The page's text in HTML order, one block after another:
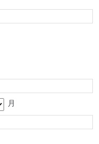
月